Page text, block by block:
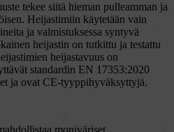
tekee siitä hieman pulleamman ja
Heijastimiin käytetään vain
ja valmistuksessa syntyvä
heijastin on tutkittu ja testattu
heijastavuus on
standardin EN 17353:2020
ja ovat CE-tyyppihyväksyttyjä.
moniväriset